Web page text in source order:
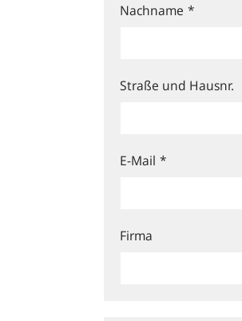
Nachname *
Straße und Hausnr.
E-Mail *
Firma